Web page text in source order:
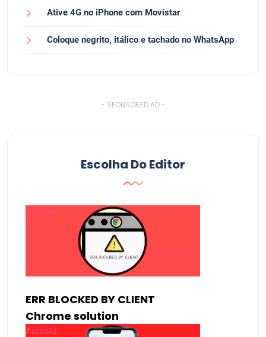
Ative 4G no iPhone com Movistar
Coloque negrito, itálico e tachado no WhatsApp
- SPONSORED AD -
Escolha Do Editor
Internet
ERR BLOCKED BY CLIENT
Chrome solution
Android